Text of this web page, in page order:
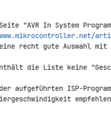
"AVR In System
recht gute Auswahl mit
die Liste keine
aufgeführten ISP-